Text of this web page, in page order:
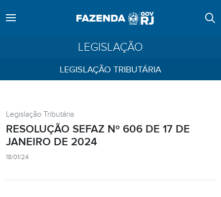
LEGISLAÇÃO
LEGISLAÇÃO TRIBUTÁRIA
Legislação Tributária
RESOLUÇÃO SEFAZ Nº 606 DE 17 DE
JANEIRO DE 2024
18/01/24